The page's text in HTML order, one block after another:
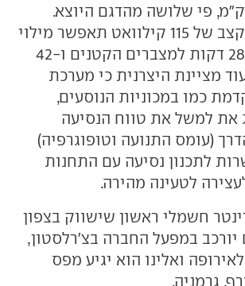
נסיעה של 400 ק"מ, פי שלושה מהדגם היוצא.
טעינה מהירה בקצב של 115 קילוואט תאפשר מילוי
10% ל-80% ב-28 דקות למצברים הקטנים ו-42
מציינת היצרנית כי מערכת
כמו במכוניות הנוסעים,
את למשל את טווח הנסיעה
(עומס התנועה וטופוגרפיה)
לתכנון נסיעה עם התחנות
לטעינה מהירה.
חשמלי ראשון שישווק בצפון
במפעל החברה בצ'רלסטון,
ואלינו הוא יגיע מפס
גרמניה.